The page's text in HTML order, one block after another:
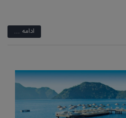
ادامه ...